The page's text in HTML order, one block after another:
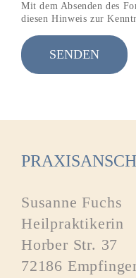
Mit dem Absenden des
diesen Hinweis zur
Susanne Fuchs
Heilpraktikerin
Horber Str. 37
72186